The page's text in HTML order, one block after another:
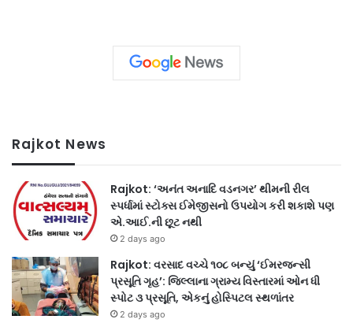
Rajkot News
Rajkot: ‘અનંત અનાદિ વડનગર’ થીમની રીલ
સ્પર્ધામાં સ્ટોક્સ ઈમેજીસનો ઉપયોગ કરી શકાશે પણ
એ.આઈ.ની છૂટ નથી
2 days ago
Rajkot: વરસાદ વચ્ચે ૧૦૮ બન્યું ‘ઈમરજન્સી
પ્રસૂતિ ગૃહ’: જિલ્લાના ગ્રામ્ય વિસ્તારમાં ઓન ધી
સ્પોટ ૩ પ્રસૂતિ, એકનું હોસ્પિટલ સ્થળાંતર
2 days ago